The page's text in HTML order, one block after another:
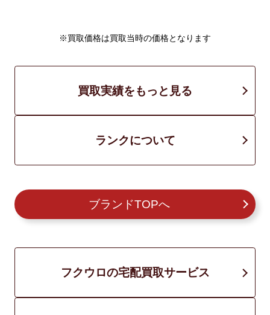
※買取価格は買取当時の価格となります
買取実績をもっと見る
ランクについて
ブランドTOPへ
フクウロの宅配買取サービス